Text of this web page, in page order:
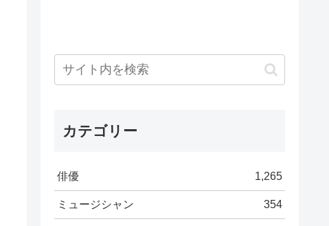
カテゴリー
俳優 1,265
ミュージシャン 354